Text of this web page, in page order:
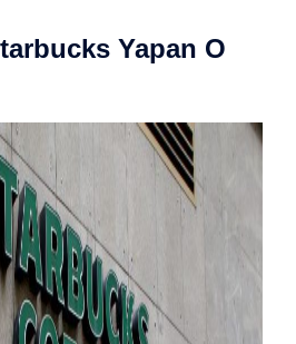
Yapan O